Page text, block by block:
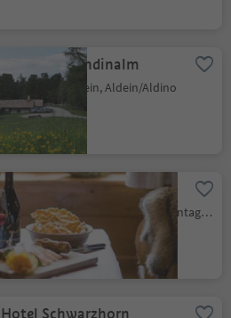
Gasthof Gurndinalm
Redagno/Radein, Aldein/Aldino
Pizzeria Zur Traube
Montagna/Montan, Montan/Montagna, Alto Adige Wine Road
Hotel Schwarzhorn